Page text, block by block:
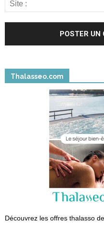
Thalasseo.com
Découvrez les offres thalasso